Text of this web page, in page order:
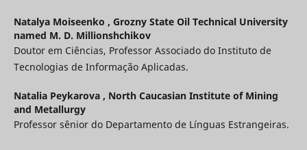
Natalya Moiseenko , Grozny State Oil Technical University
named M. D. Millionshchikov
Doutor em Ciências, Professor Associado do Instituto de
Tecnologias de Informação Aplicadas.
Natalia Peykarova , North Caucasian Institute of Mining
and Metallurgy
Professor sênior do Departamento de Línguas Estrangeiras.